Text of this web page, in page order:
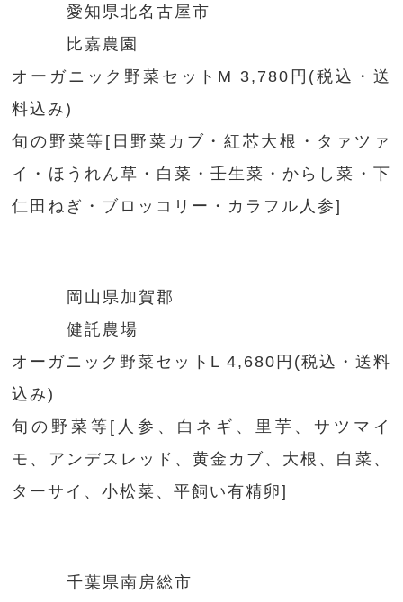
愛知県北名古屋市
比嘉農園
オーガニック野菜セットM 3,780円(税込・送
料込み)
旬の野菜等[日野菜カブ・紅芯大根・タァツァ
イ・ほうれん草・白菜・壬生菜・からし菜・下
仁田ねぎ・ブロッコリー・カラフル人参]
岡山県加賀郡
健託農場
オーガニック野菜セットL 4,680円(税込・送料
込み)
旬の野菜等[人参、白ネギ、里芋、サツマイ
モ、アンデスレッド、黄金カブ、大根、白菜、
ターサイ、小松菜、平飼い有精卵]
千葉県南房総市